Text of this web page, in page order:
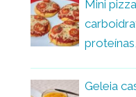
Mini
Geleia